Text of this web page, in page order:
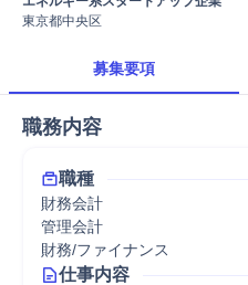
東京都中央区
募集要項
職務内容
職種
財務会計
管理会計
財務/ファイナンス
仕事内容